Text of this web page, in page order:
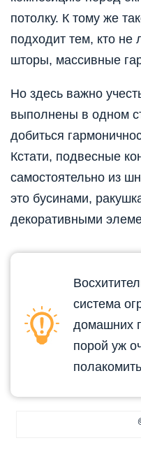
потолку. К тому же
подходит тем, кто не
шторы, массивные
Но здесь важно
выполнены в одном
добиться
Кстати, подвесные
самостоятельно из
это бусинами,
декоративными
система
домашних
порой уж